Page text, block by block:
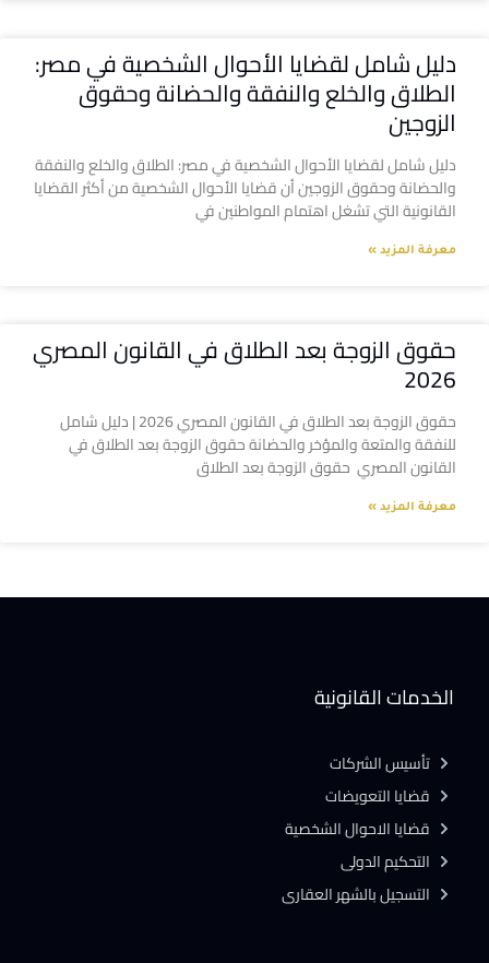
دليل شامل لقضايا الأحوال الشخصية في مصر:
الطلاق والخلع والنفقة والحضانة وحقوق
الزوجين
دليل شامل لقضايا الأحوال الشخصية في مصر: الطلاق والخلع والنفقة
والحضانة وحقوق الزوجين أن قضايا الأحوال الشخصية من أكثر القضايا
القانونية التي تشغل اهتمام المواطنين في
معرفة المزيد »
حقوق الزوجة بعد الطلاق في القانون المصري
2026
حقوق الزوجة بعد الطلاق في القانون المصري 2026 | دليل شامل
للنفقة والمتعة والمؤخر والحضانة حقوق الزوجة بعد الطلاق في
القانون المصري حقوق الزوجة بعد الطلاق
معرفة المزيد »
الخدمات القانونية
تأسيس الشركات
قضايا التعويضات
قضايا الاحوال الشخصية
التحكيم الدولى
التسجيل بالشهر العقارى